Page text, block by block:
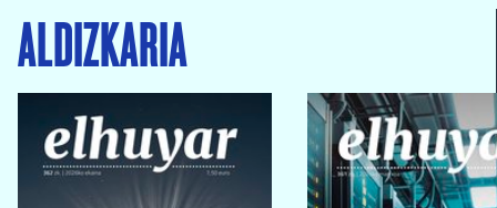
ALDIZKARIA